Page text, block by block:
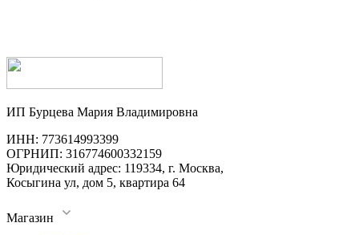
ИП Бурцева Мария Владимировна
ИНН: 773614993399
ОГРНИП: 316774600332159
Юридический адрес: 119334, г. Москва,
Косыгина ул, дом 5, квартира 64
Магазин